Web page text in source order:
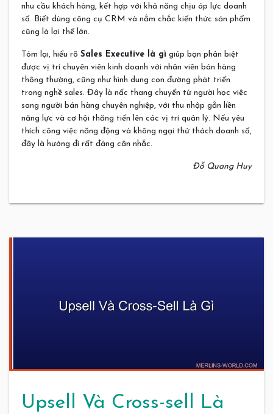
nhu cầu khách hàng, kết hợp với khả năng chịu áp lực doanh
số. Biết dùng công cụ CRM và nắm chắc kiến thức sản phẩm
cũng là lợi thế lớn.
Tóm lại, hiểu rõ Sales Executive là gì giúp bạn phân biệt
được vị trí chuyên viên kinh doanh với nhân viên bán hàng
thông thường, cũng như hình dung con đường phát triển
trong nghề sales. Đây là nấc thang chuyển từ người học việc
sang người bán hàng chuyên nghiệp, với thu nhập gắn liền
năng lực và cơ hội thăng tiến lên các vị trí quản lý. Nếu yêu
thích công việc năng động và không ngại thử thách doanh số,
đây là hướng đi rất đáng cân nhắc.
Đỗ Quang Huy
Upsell Và Cross-sell Là